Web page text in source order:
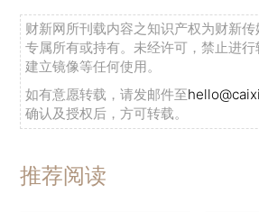
财新网所刊载内容之知识产权为财新
专属所有或持有。未经许可，禁止进
建立镜像等任何使用。
如有意愿转载，请发邮件至
确认及授权后，方可转载。
推荐阅读